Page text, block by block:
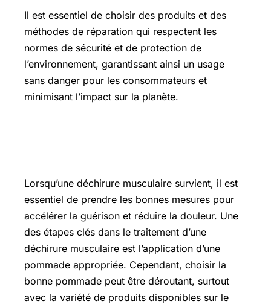
Il est essentiel de choisir des produits et des
méthodes de réparation qui respectent les
normes de sécurité et de protection de
l’environnement, garantissant ainsi un usage
sans danger pour les consommateurs et
minimisant l’impact sur la planète.
Lorsqu’une déchirure musculaire survient, il est
essentiel de prendre les bonnes mesures pour
accélérer la guérison et réduire la douleur. Une
des étapes clés dans le traitement d’une
déchirure musculaire est l’application d’une
pommade appropriée. Cependant, choisir la
bonne pommade peut être déroutant, surtout
avec la variété de produits disponibles sur le